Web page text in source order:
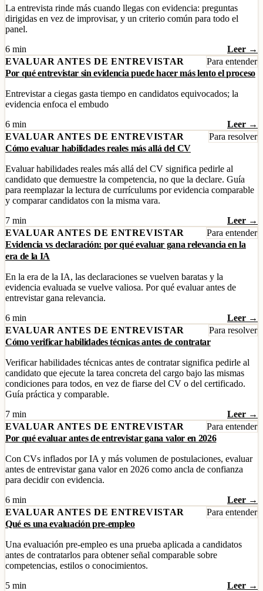
La entrevista rinde más cuando llegas con evidencia: preguntas
dirigidas en vez de improvisar, y un criterio común para todo el
panel.
6 min
Leer →
EVALUAR ANTES DE ENTREVISTAR
Para entender
Por qué entrevistar sin evidencia puede hacer más lento el proceso
Entrevistar a ciegas gasta tiempo en candidatos equivocados; la
evidencia enfoca el embudo
6 min
Leer →
EVALUAR ANTES DE ENTREVISTAR
Para resolver
Cómo evaluar habilidades reales más allá del CV
Evaluar habilidades reales más allá del CV significa pedirle al
candidato que demuestre la competencia, no que la declare. Guía
para reemplazar la lectura de currículums por evidencia comparable
y comparar candidatos con la misma vara.
7 min
Leer →
EVALUAR ANTES DE ENTREVISTAR
Para entender
Evidencia vs declaración: por qué evaluar gana relevancia en la
era de la IA
En la era de la IA, las declaraciones se vuelven baratas y la
evidencia evaluada se vuelve valiosa. Por qué evaluar antes de
entrevistar gana relevancia.
6 min
Leer →
EVALUAR ANTES DE ENTREVISTAR
Para resolver
Cómo verificar habilidades técnicas antes de contratar
Verificar habilidades técnicas antes de contratar significa pedirle al
candidato que ejecute la tarea concreta del cargo bajo las mismas
condiciones para todos, en vez de fiarse del CV o del certificado.
Guía práctica y comparable.
7 min
Leer →
EVALUAR ANTES DE ENTREVISTAR
Para entender
Por qué evaluar antes de entrevistar gana valor en 2026
Con CVs inflados por IA y más volumen de postulaciones, evaluar
antes de entrevistar gana valor en 2026 como ancla de confianza
para decidir con evidencia.
6 min
Leer →
EVALUAR ANTES DE ENTREVISTAR
Para entender
Qué es una evaluación pre-empleo
Una evaluación pre-empleo es una prueba aplicada a candidatos
antes de contratarlos para obtener señal comparable sobre
competencias, estilos o conocimientos.
5 min
Leer →